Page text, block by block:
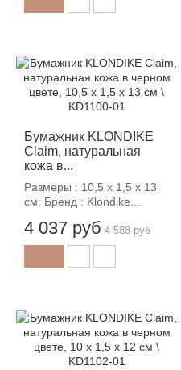
Бумажник KLONDIKE
Claim, натуральная
кожа в...
Размеры : 10,5 х 1,5 х 13
см; Бренд : Klondike...
4 037 руб 4 588 руб